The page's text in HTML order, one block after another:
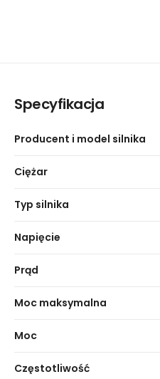
Specyfikacja
Producent i model silnika
Ciężar
Typ silnika
Napięcie
Prąd
Moc maksymalna
Moc
Częstotliwość